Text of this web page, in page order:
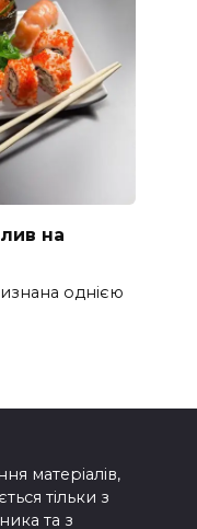
на
однією
матеріалів,
тільки з
та з